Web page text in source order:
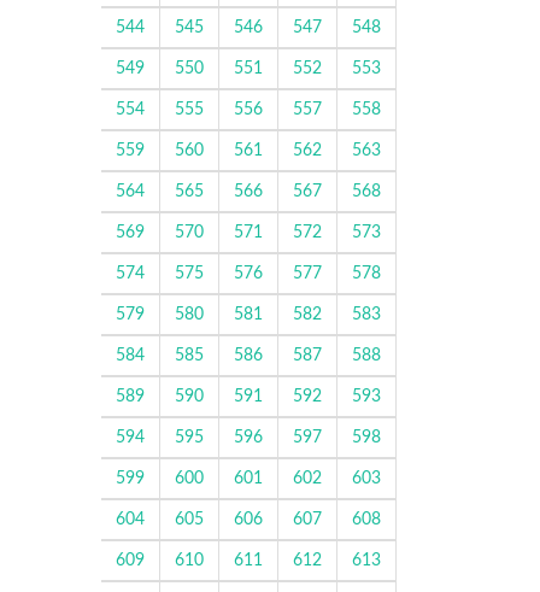
544 545 546 547 548
549 550 551 552 553
554 555 556 557 558
559 560 561 562 563
564 565 566 567 568
569 570 571 572 573
574 575 576 577 578
579 580 581 582 583
584 585 586 587 588
589 590 591 592 593
594 595 596 597 598
599 600 601 602 603
604 605 606 607 608
609 610 611 612 613